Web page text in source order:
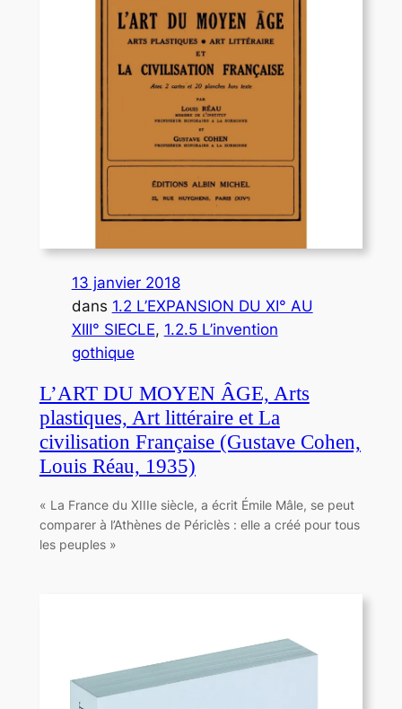
13 janvier 2018
dans 1.2 L’EXPANSION DU XI° AU
XIII° SIECLE, 1.2.5 L’invention
gothique
L’ART DU MOYEN ÂGE, Arts
plastiques, Art littéraire et La
civilisation Française (Gustave Cohen,
Louis Réau, 1935)
« La France du XIIIe siècle, a écrit Émile Mâle, se peut
comparer à l’Athènes de Périclès : elle a créé pour tous
les peuples »